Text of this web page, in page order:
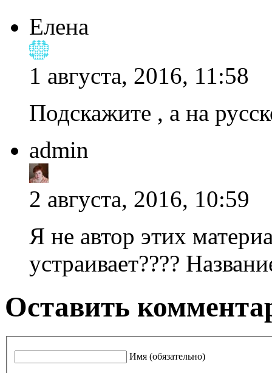
Елена
1 августа, 2016, 11:58
Подскажите , а на
admin
2 августа, 2016, 10:59
Я не автор этих
устраивает????
Оставить
Имя (обязательно)